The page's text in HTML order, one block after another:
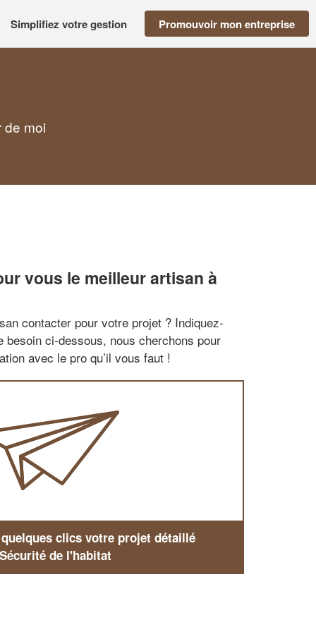
Simplifiez votre gestion Promouvoir mon entreprise
de moi
vous le meilleur artisan à
contacter pour votre projet ? Indiquez-
besoin ci-dessous, nous cherchons pour
avec le pro qu’il vous faut !
clics votre projet détaillé
de l'habitat